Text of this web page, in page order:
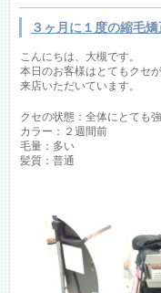
３ヶ月に１度の縮毛
こんにちは、大槻です。
本日のお客様はとてもクセ
来店いただいています。
クセの状態：全体にとても
カラー：２週間前
毛量：多い
髪質：普通